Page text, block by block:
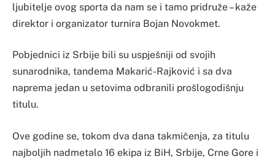
ljubitelje ovog sporta da nam se i tamo pridruže – kaže
direktor i organizator turnira Bojan Novokmet.
Pobjednici iz Srbije bili su uspješniji od svojih
sunarodnika, tandema Makarić-Rajković i sa dva
naprema jedan u setovima odbranili prošlogodišnju
titulu.
Ove godine se, tokom dva dana takmičenja, za titulu
najboljih nadmetalo 16 ekipa iz BiH, Srbije, Crne Gore i